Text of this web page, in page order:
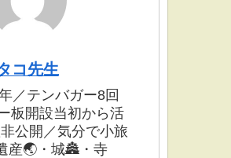
コ先生
／テンバガー8回
板開設当初から活
公開／気分で小旅
産🌏・城🏯・寺